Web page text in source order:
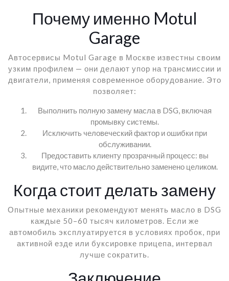
Почему именно Motul
Garage
Автосервисы Motul Garage в Москве известны своим
узким профилем — они делают упор на трансмиссии и
двигатели, применяя современное оборудование. Это
позволяет:
Выполнить полную замену масла в DSG, включая
промывку системы.
Исключить человеческий фактор и ошибки при
обслуживании.
Предоставить клиенту прозрачный процесс: вы
видите, что масло действительно заменено целиком.
Когда стоит делать замену
Опытные механики рекомендуют менять масло в DSG
каждые 50–60 тысяч километров. Если же
автомобиль эксплуатируется в условиях пробок, при
активной езде или буксировке прицепа, интервал
лучше сократить.